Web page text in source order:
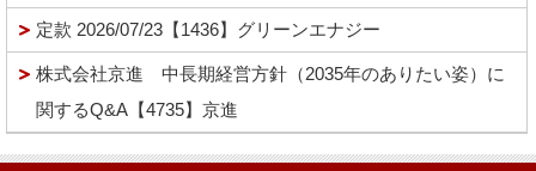
定款 2026/07/23【1436】グリーンエナジー
株式会社京進 中長期経営方針（2035年のありたい姿）に
関するQ&A【4735】京進